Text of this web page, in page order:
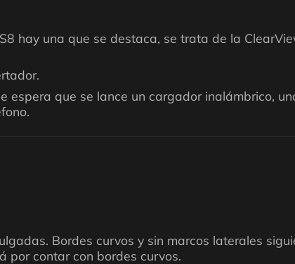
hay una que se destaca, se trata de la
espera que se lance un cargador inalámbrico,
Bordes curvos y sin marcos laterales
por contar con bordes curvos.